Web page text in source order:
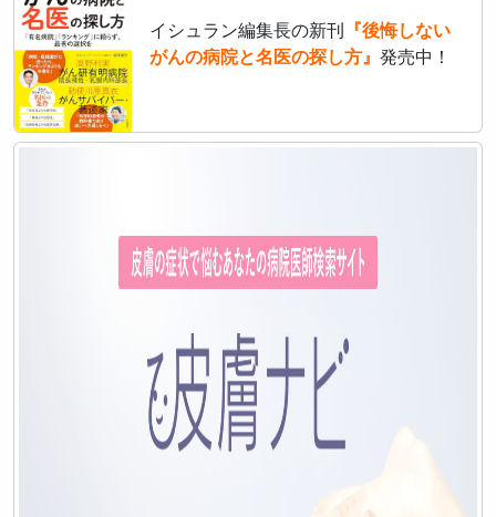
イシュラン編集長の新刊
『後悔しない
がんの病院と名医の探し方』 発売中！